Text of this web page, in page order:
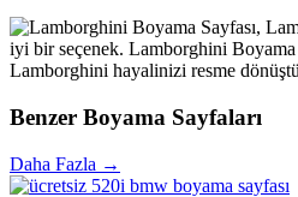
Benzer Boyama Sayfaları
Daha Fazla →